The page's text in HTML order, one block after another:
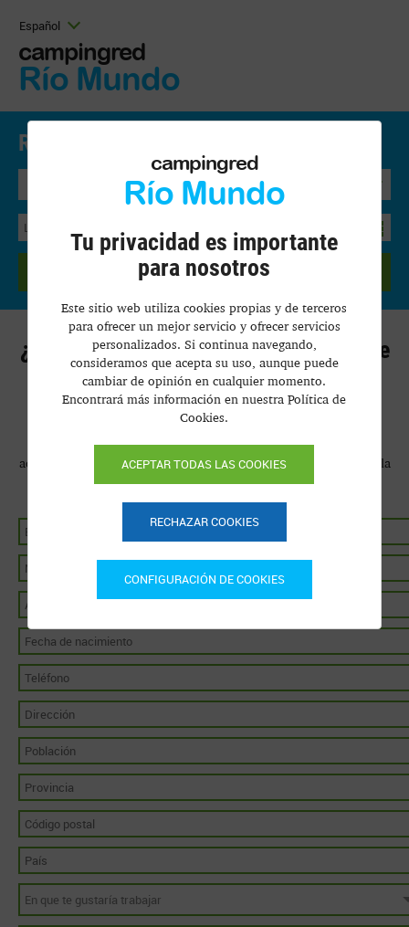
Español
campingred
Río Mundo
Reservar Online.
BUSCAR
¿Te gustaría trabajar en un camping de
la cadena Campingred?
Recepcionista, Mantenimiento, Camarero, Cocinero, Limpieza,
Jardinería, Animación, Socorrista... son muy variadas las
actividades a realizar en un camping. Seguro que hay alguna en la
que destaques.
En que te gustaría trabajar
campingred
Río Mundo
Tu privacidad es importante
para nosotros
Este sitio web utiliza cookies propias y de terceros
para ofrecer un mejor servicio y ofrecer servicios
personalizados. Si continua navegando,
consideramos que acepta su uso, aunque puede
cambiar de opinión en cualquier momento.
Encontrará más información en nuestra Política de
Cookies.
ACEPTAR TODAS LAS COOKIES
RECHAZAR COOKIES
CONFIGURACIÓN DE COOKIES